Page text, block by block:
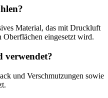
Material, das mit Druckluft
eingesetzt wird.
verwendet?
und Verschmutzungen sowie